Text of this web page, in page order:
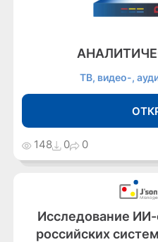
ТВ, видео-,
148 0 0
Исследование
российских